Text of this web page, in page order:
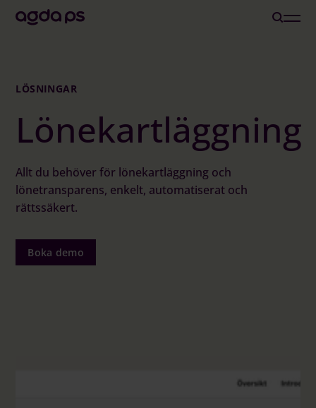
Branscher och Roller
Löneoutsourcing
Inspiration
Om oss
LÖSNINGAR
Lönekartläggning
Allt du behöver för lönekartläggning och
lönetransparens, enkelt, automatiserat och
rättssäkert.
Boka demo